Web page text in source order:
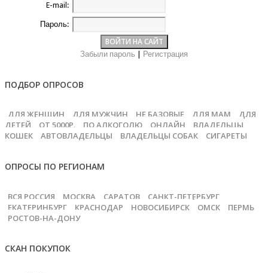
E-mail:
Пароль:
Забыли пароль Регистрация
ПОДБОР ОПРОСОВ
ДЛЯ ЖЕНЩИН ДЛЯ МУЖЧИН НЕ БАЗОВЫЕ ДЛЯ МАМ
ДЛЯ
ДЕТЕЙ
ОТ 5000Р. ПО АЛКОГОЛЮ ОНЛАЙН
ВЛАДЕЛЬЦЫ
КОШЕК
АВТОВЛАДЕЛЬЦЫ ВЛАДЕЛЬЦЫ СОБАК СИГАРЕТЫ
ОПРОСЫ ПО РЕГИОНАМ
ВСЯ РОССИЯ МОСКВА САРАТОВ
САНКТ-ПЕТЕРБУРГ
ЕКАТЕРИНБУРГ
КРАСНОДАР НОВОСИБИРСК ОМСК
ПЕРМЬ
РОСТОВ-НА-ДОНУ
СКАН ПОКУПОК